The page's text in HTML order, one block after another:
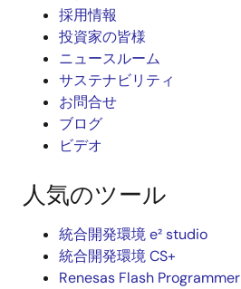
採用情報
投資家の皆様
ニュースルーム
サステナビリティ
お問合せ
ブログ
ビデオ
人気のツール
統合開発環境 e² studio
統合開発環境 CS+
Renesas Flash Programmer